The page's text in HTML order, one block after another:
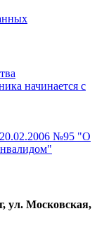
начинается с
20.02.2006 №95 "О
ул. Московская,